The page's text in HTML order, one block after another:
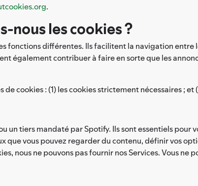
.
nous les cookies ?
fonctions différentes. Ils facilitent la navigation
également contribuer à faire en sorte que les
cookies : (1) les cookies strictement nécessaires ;
un tiers mandaté par Spotify. Ils sont essentiels
que vous pouvez regarder du contenu, définir vos
nous ne pouvons pas fournir nos Services. Vous ne